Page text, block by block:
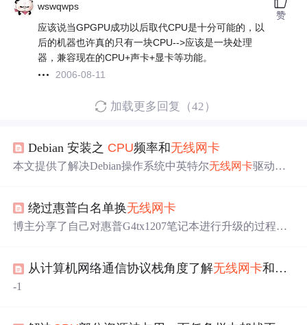
wswqwps
应该说当GPGPU成功以后取代CPU是十分可能的，以
后的机器也许真的只有一块CPU-->应该是一块处理
器，兼容现在的CPU+声卡+显卡等功能。
2006-08-11
赞
加载更多回复（42）
Debian 安装之 CPU频率和无线网卡
本文提供了解决Debian操作系统中英特尔无线网卡驱动安
帮助用户解决常见安装问题。
绕过惠普白名单换无线网卡
博主分享了自己对惠普G4tx1207笔记本进行升级的过程，
加工具WLANDOS后，仍未成功。
从计算机网络通信协议栈角度了解无线网卡和 CPU
-1